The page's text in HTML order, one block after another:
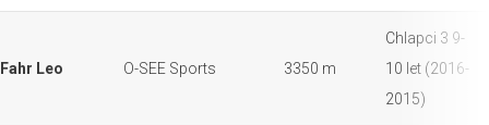
Fahr Leo O-SEE Sports 3350 m
Chlapci 3 9-
10 let (2016-
2015)